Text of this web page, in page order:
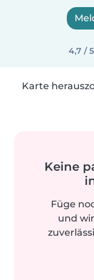
4,7 / 5
Karte
Keine
Füge
und